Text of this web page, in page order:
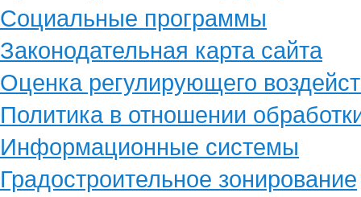
Социальные программы
Законодательная карта сайта
Оценка регулирующего
Политика в отношении
Информационные системы
Градостроительное зонирование